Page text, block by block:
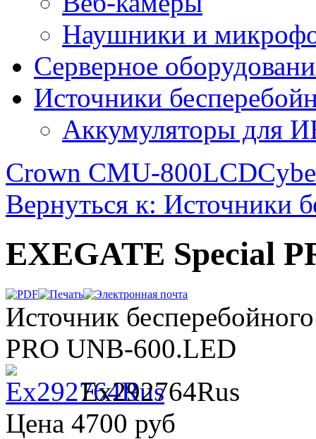
Наушники и
Серверное
Источники
Аккумуляторы для
Crown CMU-800LCD
Вернуться к: Источники
EXEGATE Special
Источник
PRO UNB-600.LED
Ex292764Rus
Цена 4700 руб